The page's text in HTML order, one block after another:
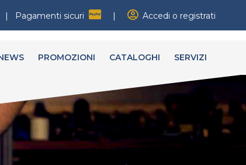
| Pagamenti sicuri | Accedi o registrati
PROMOZIONI CATALOGHI SERVIZI